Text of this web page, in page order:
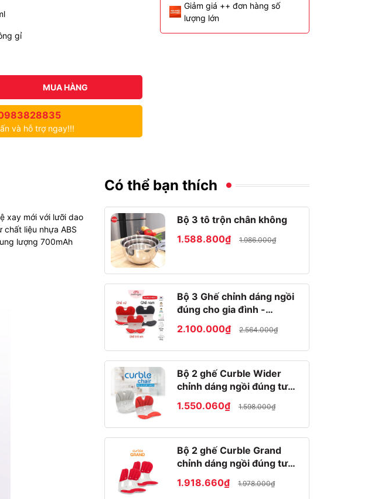
gỉ
MUA HÀNG
và hỗ trợ ngay!!!
Giảm giá ++ đơn hàng số
lượng lớn
xay mới với lưỡi dao
liệu nhựa ABS
lượng 700mAh
Có thể bạn thích
Bộ 3 tô trộn chân không
1.588.800₫
1.986.000₫
Bộ 3 Ghế chỉnh dáng ngồi
đúng cho gia đình -
Roichen Hàn Quốc
2.100.000₫ 2.564.000₫
Bộ 2 ghế Curble Wider
chỉnh dáng ngồi đúng tư
thế Hàn Quốc
1.550.060₫ 1.598.000₫
Bộ 2 ghế Curble Grand
chỉnh dáng ngồi đúng tư
thế Hàn Quốc
1.918.660₫ 1.978.000₫